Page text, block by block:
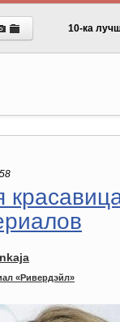
10-ка
«Ривердэйл»